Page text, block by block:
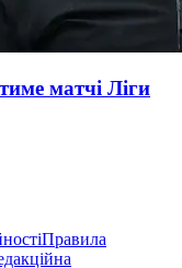
матчі Ліги
Правила